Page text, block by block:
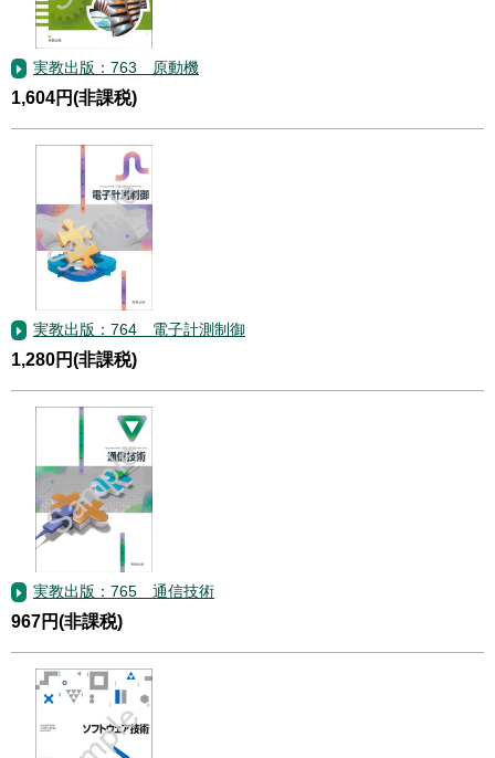
実教出版：763 原動機
1,604円(非課税)
実教出版：764 電子計測制御
1,280円(非課税)
実教出版：765 通信技術
967円(非課税)